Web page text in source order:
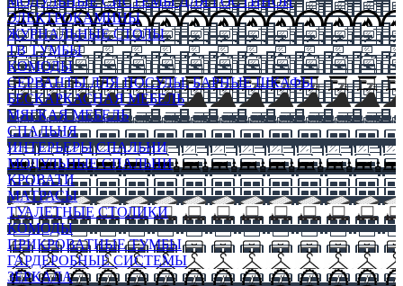
ЭЛЕКТРОКАМИНЫ
ЖУРНАЛЬНЫЕ СТОЛЫ
ТВ ТУМБЫ
КОМОДЫ
СЕРВАНТЫ ДЛЯ ПОСУДЫ, БАРНЫЕ ШКАФЫ
БЕСКАРКАСНАЯ МЕБЕЛЬ
МЯГКАЯ МЕБЕЛЬ
СПАЛЬНЯ
ИНТЕРЬЕРЫ СПАЛЬНИ
МОДУЛЬНЫЕ СПАЛЬНИ
КРОВАТИ
МАТРАСЫ
ТУАЛЕТНЫЕ СТОЛИКИ
КОМОДЫ
ПРИКРОВАТНЫЕ ТУМБЫ
ГАРДЕРОБНЫЕ СИСТЕМЫ
ЗЕРКАЛА